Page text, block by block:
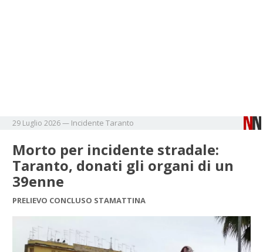
29 Luglio 2026— Incidente Taranto
Morto per incidente stradale:
Taranto, donati gli organi di un
39enne
PRELIEVO CONCLUSO STAMATTINA